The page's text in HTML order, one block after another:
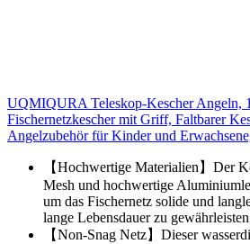
UQMIQURA Teleskop-Kescher Angeln,
Fischernetzkescher mit Griff, Faltbarer
Angelzubehör für Kinder und
【Hochwertige Materialien】Der
Mesh und hochwertige
um das Fischernetz solide und
lange Lebensdauer zu
【Non-Snag Netz】Dieser